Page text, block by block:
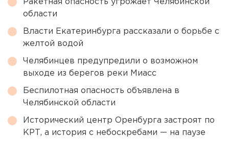
Ракетная опасность угрожает Челябинской
области
Власти Екатеринбурга рассказали о борьбе с
желтой водой
Челябинцев предупредили о возможном
выходе из берегов реки Миасс
Беспилотная опасность объявлена в
Челябинской области
Исторический центр Оренбурга застроят по
КРТ, а история с небоскребами — на паузе